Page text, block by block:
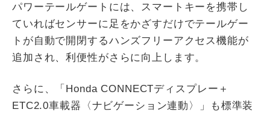
パワーテールゲートには、スマートキーを携帯し
ていればセンサーに足をかざすだけでテールゲー
トが自動で開閉するハンズフリーアクセス機能が
追加され、利便性がさらに向上します。
さらに、「Honda CONNECTディスプレー＋
ETC2.0車載器〈ナビゲーション連動〉」も標準装